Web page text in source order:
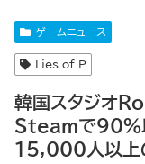
ゲームニュース
Lies of P
韓国スタジオ
Steamで90%
15,000人以上